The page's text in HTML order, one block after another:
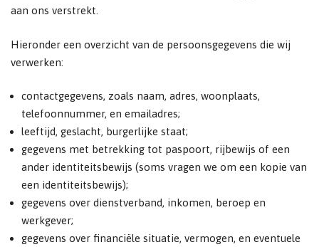
aan ons verstrekt.
Hieronder een overzicht van de persoonsgegevens die wij
verwerken:
contactgegevens, zoals naam, adres, woonplaats,
telefoonnummer, en emailadres;
leeftijd, geslacht, burgerlijke staat;
gegevens met betrekking tot paspoort, rijbewijs of een
ander identiteitsbewijs (soms vragen we om een kopie van
een identiteitsbewijs);
gegevens over dienstverband, inkomen, beroep en
werkgever;
gegevens over financiële situatie, vermogen, en eventuele